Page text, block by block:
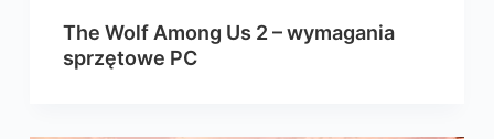
The Wolf Among Us 2 – wymagania
sprzętowe PC